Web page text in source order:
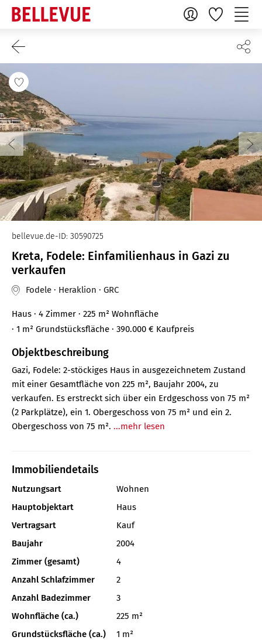
bellevue.de-ID: 30590725
Kreta, Fodele: Einfamilienhaus in Gazi zu
verkaufen
Fodele · Heraklion · GRC
Haus · 4 Zimmer · 225 m² Wohnfläche
· 1 m² Grundstücksfläche · 390.000 € Kaufpreis
Objektbeschreibung
Gazi, Fodele: 2-stöckiges Haus in ausgezeichnetem Zustand
mit einer Gesamtfläche von 225 m², Baujahr 2004, zu
verkaufen. Es erstreckt sich über ein Erdgeschoss von 75 m²
(2 Parkplätze), ein 1. Obergeschoss von 75 m² und ein 2.
Obergeschoss von 75 m². ...mehr lesen
Immobiliendetails
Nutzungsart
Wohnen
Hauptobjektart
Haus
Vertragsart
Kauf
Baujahr
2004
Zimmer (gesamt)
4
Anzahl Schlafzimmer
2
Anzahl Badezimmer
3
Wohnfläche (ca.)
225 m²
Grundstücksfläche (ca.)
1 m²